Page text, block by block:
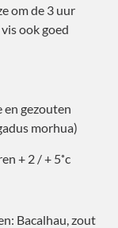
om de 3 uur
ook goed
en gezouten
morhua)
+ 2 / + 5˚c
Bacalhau, zout